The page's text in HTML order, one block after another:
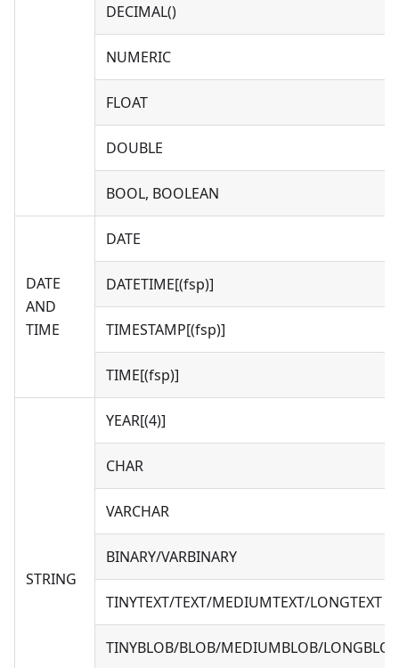
DECIMAL()
NUMERIC
FLOAT
DOUBLE
BOOL, BOOLEAN
DATE
AND
TIME
DATE
DATETIME[(fsp)]
TIMESTAMP[(fsp)]
TIME[(fsp)]
STRING
YEAR[(4)]
CHAR
VARCHAR
BINARY/VARBINARY
TINYTEXT/TEXT/MEDIUMTEXT/LONGTEXT
TINYBLOB/BLOB/MEDIUMBLOB/LONGBLOB